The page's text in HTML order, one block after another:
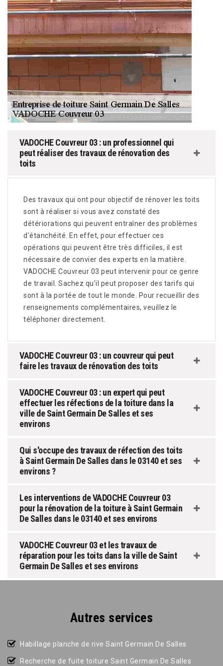
VADOCHE Couvreur 03 : un professionnel qui
peut réaliser des travaux de rénovation des
toits
Des travaux qui ont pour objectif de rénover les toits
sont à réaliser si vous avez constaté des
détériorations qui peuvent entraîner des problèmes
d'étanchéité. En effet, pour effectuer ces
opérations qui peuvent être très difficiles, il est
nécessaire de convier des experts en la matière.
VADOCHE Couvreur 03 peut intervenir pour ce genre
de travail. Sachez qu'il peut proposer des tarifs qui
sont à la portée de tout le monde. Pour recueillir des
renseignements complémentaires, veuillez le
téléphoner directement.
VADOCHE Couvreur 03 : un couvreur qui peut
faire les travaux de rénovation des toits
VADOCHE Couvreur 03 : un expert qui peut
effectuer les réfections de la toiture dans la
ville de Saint Germain De Salles et ses
environs
Qui s'occupe des travaux de réfection des toits
à Saint Germain De Salles dans le 03140 et ses
environs ?
Les interventions de VADOCHE Couvreur 03
pour la rénovation de la toiture à Saint Germain
De Salles dans le 03140 et ses environs
VADOCHE Couvreur 03 et les travaux de
réparation pour les toits dans la ville de Saint
Germain De Salles et ses environs
Autres services
Habillage planche de rive Saint Germain De Salles
Recherche de fuite toiture Saint Germain De Salles